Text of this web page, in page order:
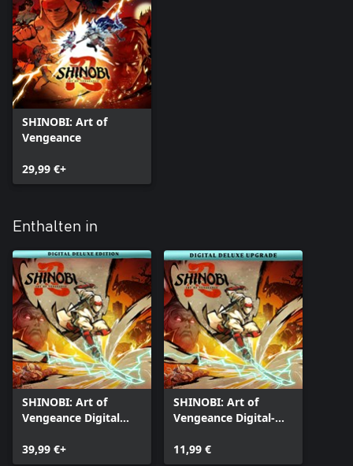
SHINOBI: Art of
Vengeance
29,99 €+
Enthalten in
SHINOBI: Art of
Vengeance Digital
39,99 €+
SHINOBI: Art of
Vengeance Digital-
11,99 €